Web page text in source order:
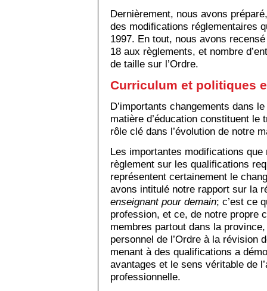
Dernièrement, nous avons
des modifications réglementaires
1997. En tout, nous avons
18 aux règlements, et nombre
de taille sur l’Ordre.
Curriculum et politiques
D’importants changements dans
matière d’éducation constituent
rôle clé dans l’évolution de notre
Les importantes modifications
règlement sur les qualifications
représentent certainement le
avons intitulé notre rapport sur la
enseignant pour demain; c’est ce
profession, et ce, de notre propre
membres partout dans la
personnel de l’Ordre à la révision
menant à des qualifications a
avantages et le sens véritable de
professionnelle.